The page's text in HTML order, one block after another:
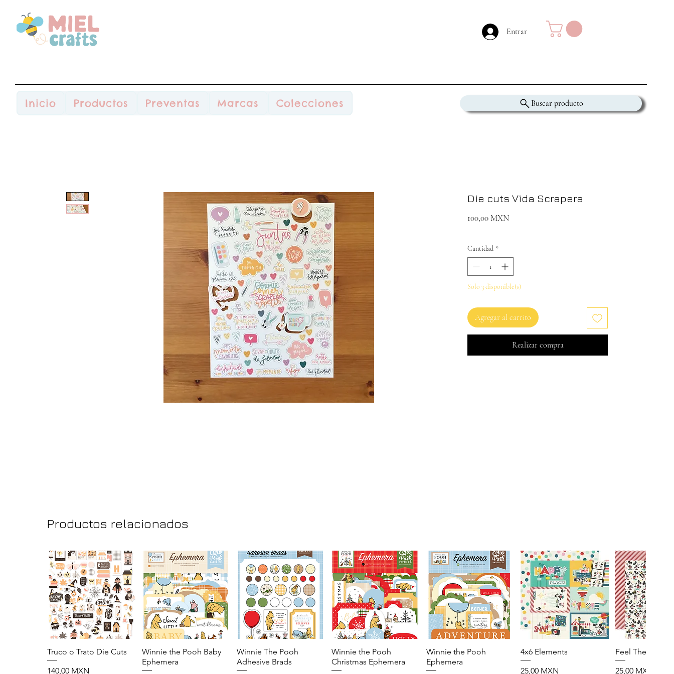
Entrar
Inicio Productos Preventas Marcas Colecciones Buscar producto
Die cuts Vida Scrapera
100,00 MXNPrecio
Cantidad *
Solo 3 disponible(s)
Agregar al carrito
Realizar compra
Productos relacionados
Vista rápida
Truco o Trato Die Cuts
Precio
140,00 MXN
Vista rápida
Winnie the Pooh Baby
Ephemera
Vista rápida
Winnie The Pooh
Adhesive Brads
Vista rápida
Winnie the Pooh
Christmas Ephemera
Vista rápida
Winnie the Pooh
Ephemera
Vista rápida
4x6 Elements
Precio
25,00 MXN
Vista
Feel The Magic
Precio
25,00 MXN